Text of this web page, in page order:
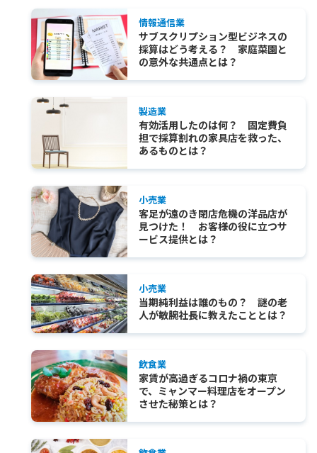
情報通信業
サブスクリプション型ビジネスの
採算はどう考える？ 家庭菜園と
の意外な共通点とは？
製造業
有効活用したのは何？ 固定費負
担で採算割れの家具店を救った、
あるものとは？
小売業
客足が遠のき閉店危機の洋品店が
見つけた！ お客様の役に立つサ
ービス提供とは？
小売業
当期純利益は誰のもの？ 謎の老
人が敏腕社長に教えたこととは？
飲食業
家賃が高過ぎるコロナ禍の東京
で、ミャンマー料理店をオープン
させた秘策とは？